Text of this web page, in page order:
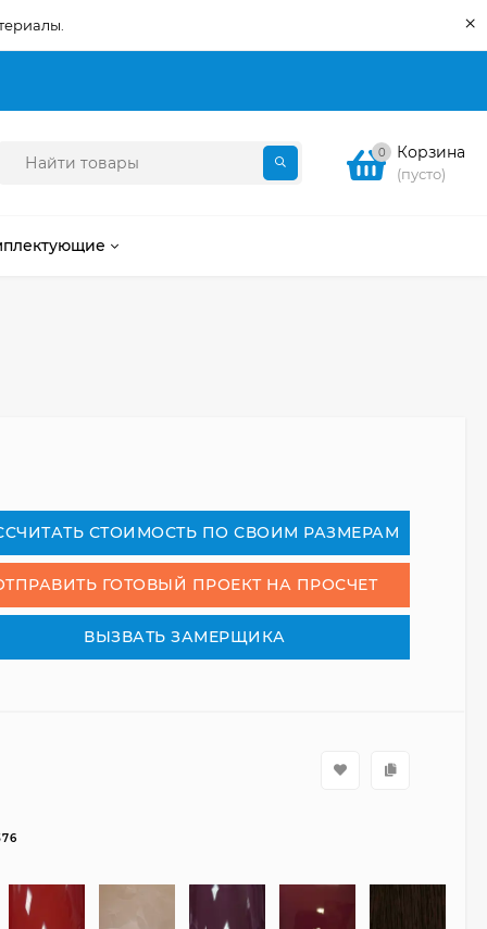
×
0 Корзина
(пусто)
СТОИМОСТЬ ПО СВОИМ РАЗМЕРАМ
ГОТОВЫЙ ПРОЕКТ НА ПРОСЧЕТ
ВЫЗВАТЬ ЗАМЕРЩИКА